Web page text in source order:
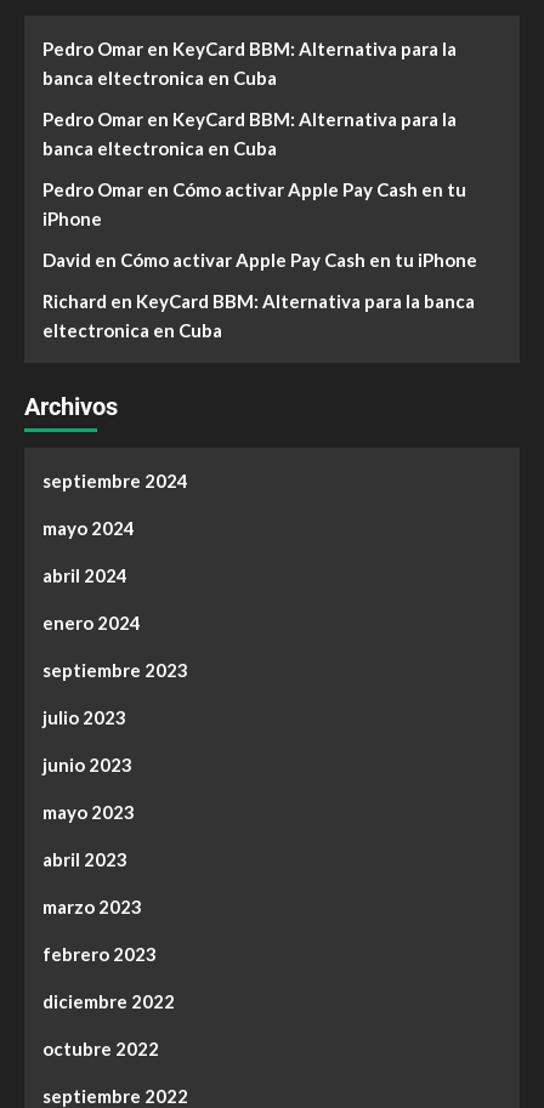
Pedro Omar en KeyCard BBM: Alternativa para la
banca eltectronica en Cuba
Pedro Omar en KeyCard BBM: Alternativa para la
banca eltectronica en Cuba
Pedro Omar en Cómo activar Apple Pay Cash en tu
iPhone
David en Cómo activar Apple Pay Cash en tu iPhone
Richard en KeyCard BBM: Alternativa para la banca
eltectronica en Cuba
Archivos
septiembre 2024
mayo 2024
abril 2024
enero 2024
septiembre 2023
julio 2023
junio 2023
mayo 2023
abril 2023
marzo 2023
febrero 2023
diciembre 2022
octubre 2022
septiembre 2022